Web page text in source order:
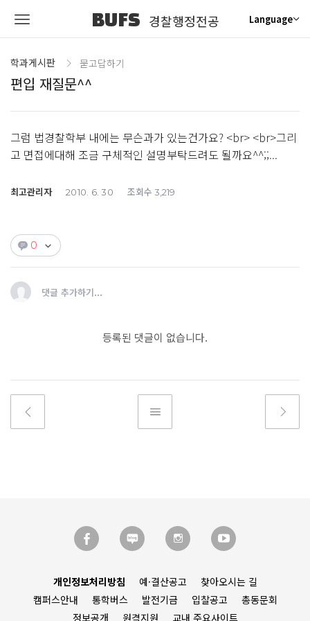
BUFS 경찰행정전공 Language
학과게시판 묻고답하기
편입 재질문^^
그럼 법경찰학부 내에는 무슨과가 있는건가요? <br> <br>그리
고 면접에대해 조금 구체적인 설명부탁드려도 될까요^^;;...
최고관리자 2010. 6. 30 조회수 3,219
0
댓글 추가하기...
등록된 댓글이 없습니다.
개인정보처리방침 예·결산공고
찾아오시는 길
캠퍼스안내
통학버스 발전기금 입찰공고
총동문회
정보공개
원격지원 교내 주요사이트